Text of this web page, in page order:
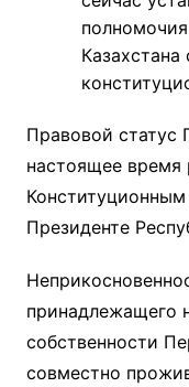
Правовой статус
настоящее время
Президенте
принадлежащего
собственности
совместно